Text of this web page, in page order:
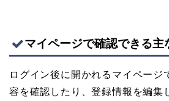
マイページで確認できる主
ログイン後に開かれるマイページ
容を確認したり、登録情報を編集